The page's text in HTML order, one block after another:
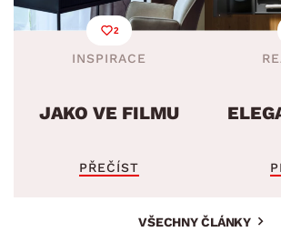
2
INSPIRACE
JAKO VE FILMU
PŘEČÍST
VŠECHNY ČLÁNKY